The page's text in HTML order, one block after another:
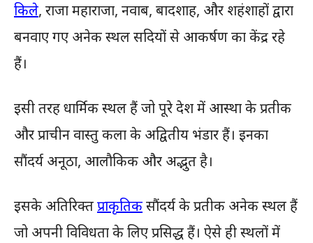
किले, राजा महाराजा, नवाब, बादशाह, और शहंशाहों द्वारा
बनवाए गए अनेक स्थल सदियों से आकर्षण का केंद्र रहे
हैं।
इसी तरह धार्मिक स्थल हैं जो पूरे देश में आस्था के प्रतीक
और प्राचीन वास्तु कला के अद्वितीय भंडार हैं। इनका
सौंदर्य अनूठा, आलौकिक और अद्भुत है।
इसके अतिरिक्तप्राकृतिकसौंदर्य के प्रतीक अनेक स्थल हैं
जो अपनी विविधता के लिए प्रसिद्ध हैं। ऐसे ही स्थलों में